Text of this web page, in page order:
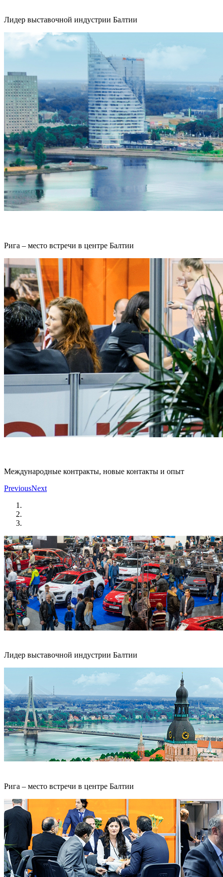
Лидер выставочной индустрии Балтии
Рига – место встречи в центре Балтии
Международные контракты, новые контакты и опыт
PreviousNext
Лидер выставочной индустрии Балтии
Рига – место встречи в центре Балтии